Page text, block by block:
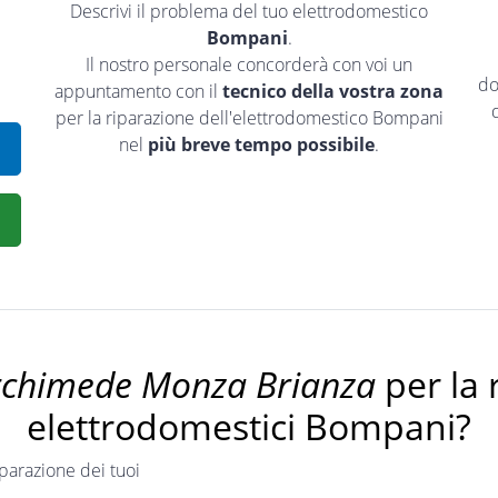
Descrivi il problema del tuo elettrodomestico
Bompani.
Il nostro personale concorderà con voi un
appuntamento con il tecnico della vostra zona
per la riparazione dell'elettrodomestico Bompani
nel più breve tempo possibile.
Monza Brianzaper la
elettrodomestici Bompani?